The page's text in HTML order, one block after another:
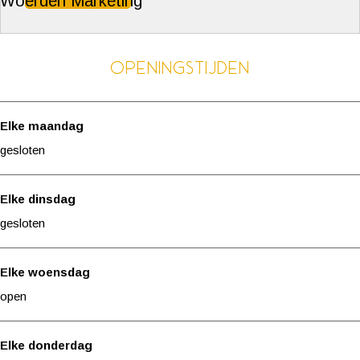
s
e
a
B
i
r
K
&
B
e
s
e
r
Openingstijden
Elke maandag
gesloten
Elke dinsdag
gesloten
Elke woensdag
open
Elke donderdag